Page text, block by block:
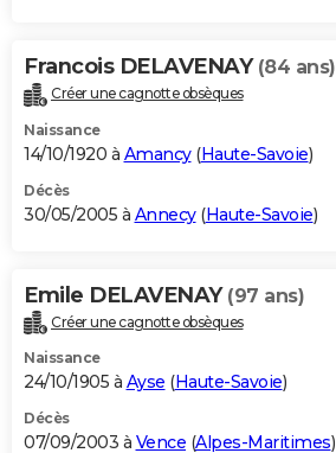
Francois DELAVENAY (84 ans)
Créer une cagnotte obsèques
Naissance
14/10/1920 à Amancy(Haute-Savoie)
Décès
30/05/2005 à Annecy(Haute-Savoie)
Emile DELAVENAY (97 ans)
Créer une cagnotte obsèques
Naissance
24/10/1905 à Ayse (Haute-Savoie)
Décès
07/09/2003 à Vence (Alpes-Maritimes)